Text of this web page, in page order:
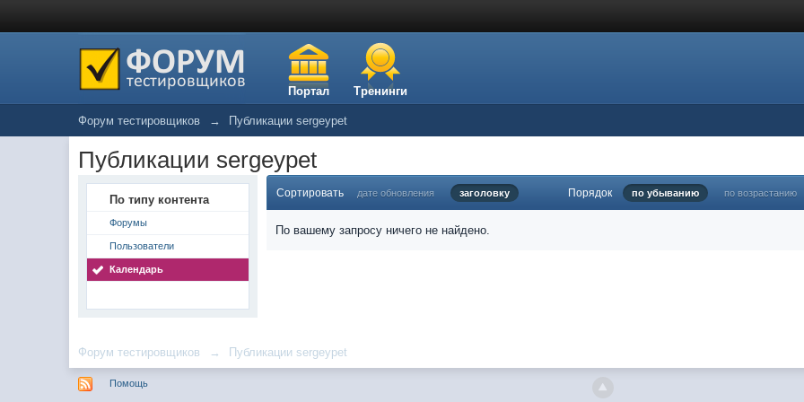
Портал Тренинги
Форум тестировщиков → Публикации sergeypet
Публикации sergeypet
По типу контента
Форумы
Пользователи
Календарь
Сортировать дате обновления заголовку Порядок по убыванию по возрастанию
По вашему запросу ничего не найдено.
Форум тестировщиков → Публикации sergeypet
Помощь